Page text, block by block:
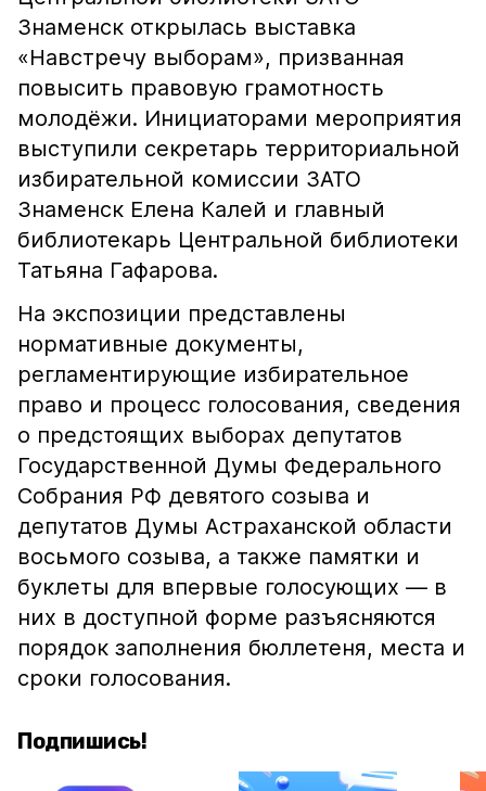
Знаменск открылась выставка
«Навстречу выборам», призванная
повысить правовую грамотность
молодёжи. Инициаторами мероприятия
выступили секретарь территориальной
избирательной комиссии ЗАТО
Знаменск Елена Калей и главный
библиотекарь Центральной библиотеки
Татьяна Гафарова.
На экспозиции представлены
нормативные документы,
регламентирующие избирательное
право и процесс голосования, сведения
о предстоящих выборах депутатов
Государственной Думы Федерального
Собрания РФ девятого созыва и
депутатов Думы Астраханской области
восьмого созыва, а также памятки и
буклеты для впервые голосующих — в
них в доступной форме разъясняются
порядок заполнения бюллетеня, места и
сроки голосования.
Подпишись!